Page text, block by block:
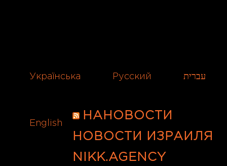
Українська Русский עברית
English
НАНОВОСТИ
НОВОСТИ ИЗРАИЛЯ
NIKK.AGENCY